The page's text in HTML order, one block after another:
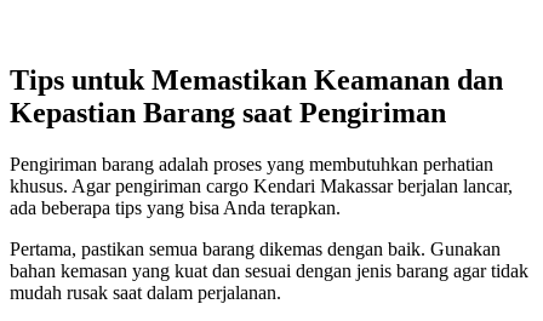
Tips untuk Memastikan Keamanan dan
Kepastian Barang saat Pengiriman
Pengiriman barang adalah proses yang membutuhkan perhatian
khusus. Agar pengiriman cargo Kendari Makassar berjalan lancar,
ada beberapa tips yang bisa Anda terapkan.
Pertama, pastikan semua barang dikemas dengan baik. Gunakan
bahan kemasan yang kuat dan sesuai dengan jenis barang agar tidak
mudah rusak saat dalam perjalanan.